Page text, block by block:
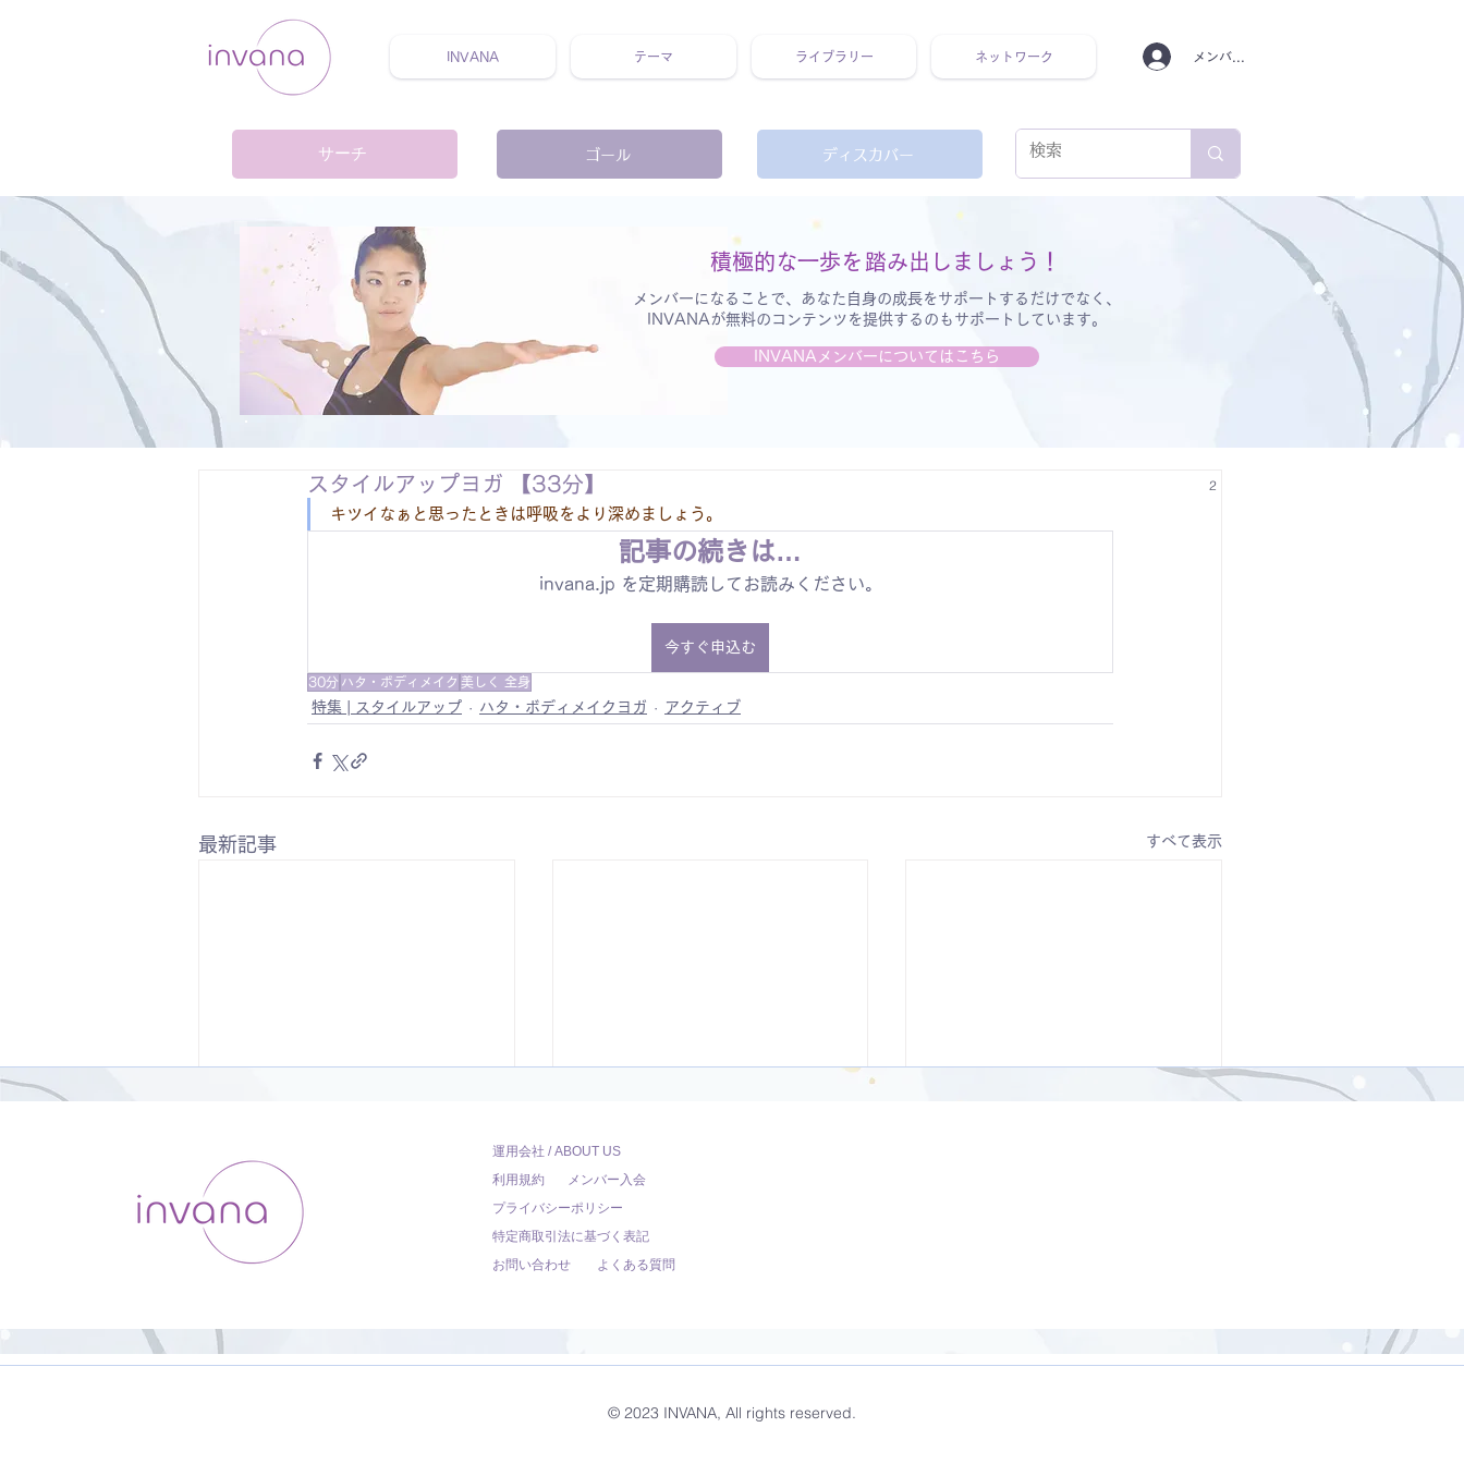
INVANA テーマ ライブラリー ネットワーク メンバーログイン
サーチ ゴール ディスカバー
積極的な一歩を
メンバーになることで、あなた自身の成長をサポートするだけでなく、
INVANAが無料のコンテンツを提供するのもサポートしています。
INVANAメンバーについてはこちら
踏み出しましょう！
スタイルアップヨガ 【33分】
キツイなぁと思ったときは呼吸をより深めましょう。
記事の続きは…
invana.jp を定期購読してお読みください。
今すぐ申込む
30分 ハタ・ボディメイク 美しく 全身
特集 | スタイルアップ ハタ・ボディメイクヨガ アクティブ
最新記事 すべて表示
分】
2
運用会社 / ABOUT US
利用規約
メンバー入会
プライバシーポリシー
特定商取引法に基づく表記
お問い合わせ
よくある質問
© 2023 INVANA, All rights reserved.